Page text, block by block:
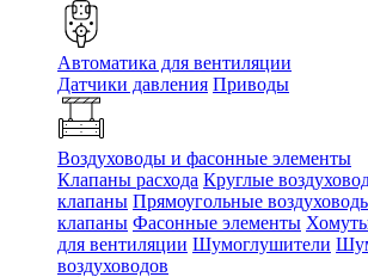
Автоматика для вентиляции
Датчики давления Приводы
Воздуховоды и фасонные элементы
Клапаны расхода Круглые
клапаны Прямоугольные
клапаны Фасонные элементы
для вентиляции Шумоглушители
воздуховодов